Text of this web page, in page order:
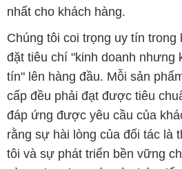
nhất cho khách hàng.
Chúng tôi coi trọng uy tín trong
đặt tiêu chí "kinh doanh nhưng
tín" lên hàng đầu. Mỗi sản
cấp đều phải đạt được tiêu
đáp ứng được yêu cầu của
rằng sự hài lòng của đối tác là
tôi và sự phát triển bền vững